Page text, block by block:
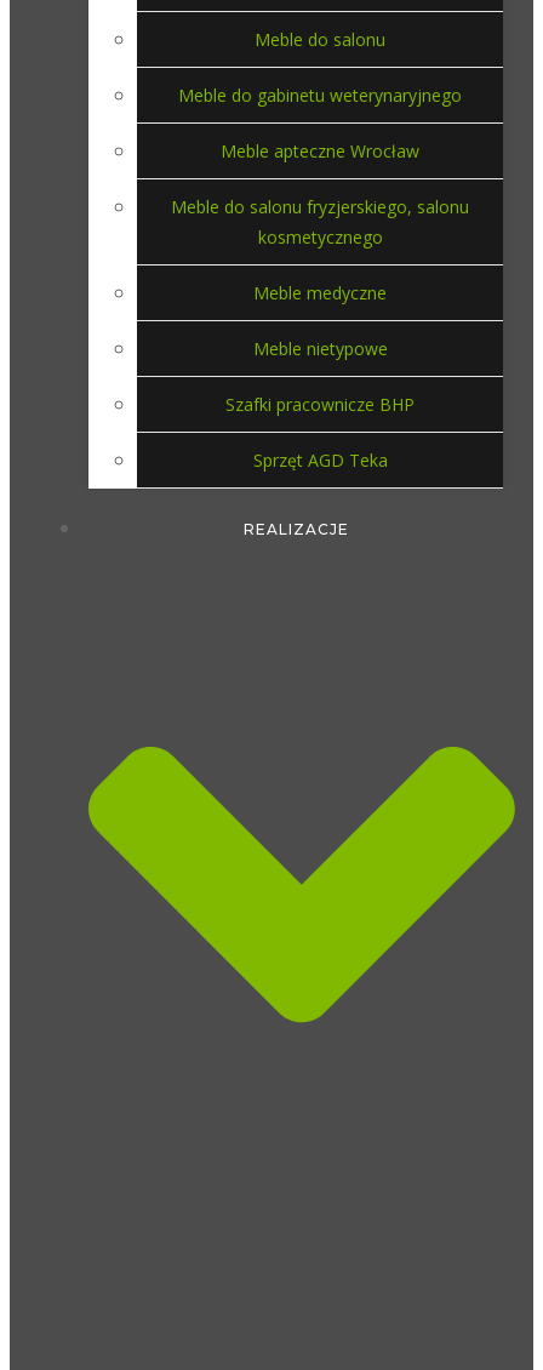
Meble do salonu
Meble do gabinetu weterynaryjnego
Meble apteczne Wrocław
Meble do salonu fryzjerskiego, salonu
kosmetycznego
Meble medyczne
Meble nietypowe
Szafki pracownicze BHP
Sprzęt AGD Teka
REALIZACJE